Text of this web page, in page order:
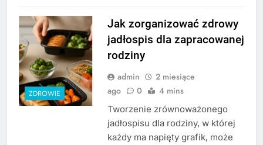
ZDROWIE
Jak zorganizować zdrowy
jadłospis dla zapracowanej
rodziny
admin
2 miesiące
ago
0 4 mins
Tworzenie zrównoważonego
jadłospisu dla rodziny, w której
każdy ma napięty grafik, może